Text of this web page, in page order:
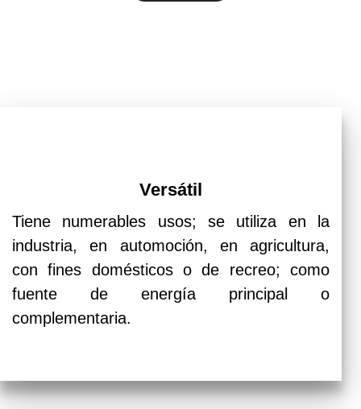
Versátil
Tiene numerables usos; se utiliza en la
industria, en automoción, en agricultura,
con fines domésticos o de recreo; como
fuente de energía principal o
complementaria.